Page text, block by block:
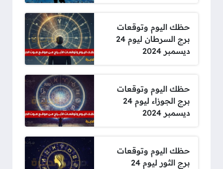
حظك اليوم وتوقعات
برج السرطان ليوم 24
ديسمبر 2024
حظك اليوم وتوقعات
برج الجوزاء ليوم 24
ديسمبر 2024
حظك اليوم وتوقعات
برج الثور ليوم 24